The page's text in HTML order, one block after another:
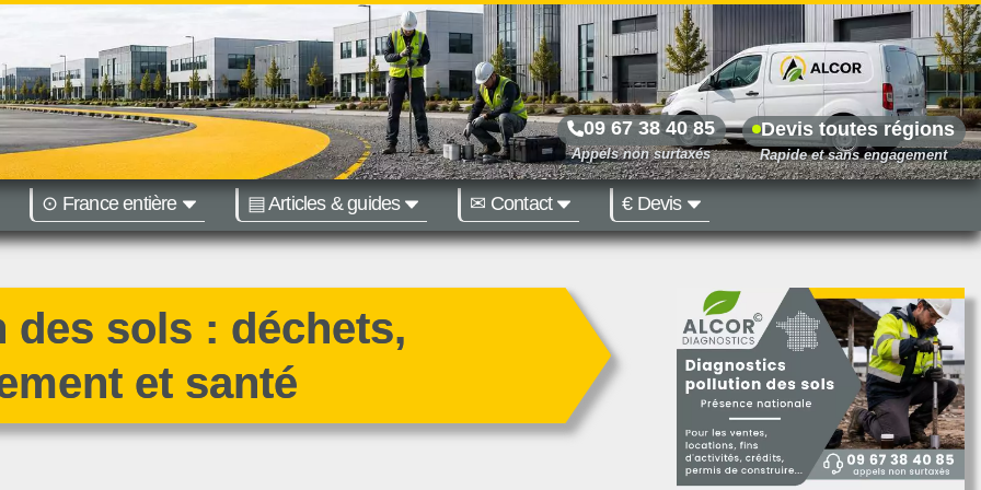
09 67 38 40 85 Devis toutes régions
⊙ France entière ▤ Articles & guides ✉ Contact € Devis
Bordeaux
sols : déchets,
et santé